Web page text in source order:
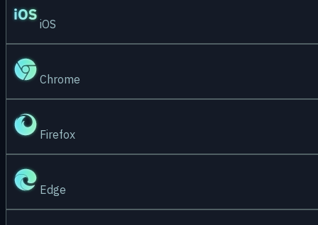
iOS
Chrome
Firefox
Edge